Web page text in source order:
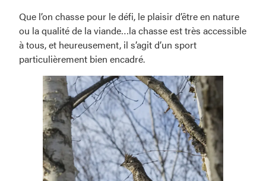
Que l’on chasse pour le défi, le plaisir d’être en nature
ou la qualité de la viande…la chasse est très accessible
à tous, et heureusement, il s’agit d’un sport
particulièrement bien encadré.